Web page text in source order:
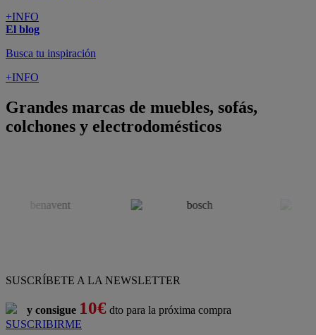
+INFO
El blog
Busca tu inspiración
+INFO
Grandes marcas de muebles, sofás,
colchones y electrodomésticos
SUSCRÍBETE A LA NEWSLETTER
y consigue 10€ dto para la próxima compra
SUSCRIBIRME